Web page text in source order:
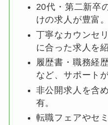
20代・第二新卒
けの求人が豊富。
丁寧なカウンセ
に合った求人を紹
履歴書・職務経
など、サポート
非公開求人を含
有。
転職フェアやセ